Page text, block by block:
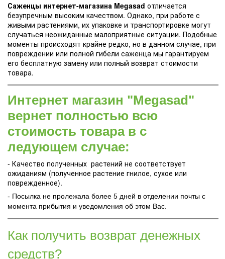
Саженцы интернет-магазина Megasad отличается
безупречным высоким качеством. Однако, при работе с
живыми растениями, их упаковке и транспортировке могут
случаться неожиданные малоприятные ситуации. Подобные
моменты происходят крайне редко, но в данном случае, при
повреждении или полной гибели саженца мы гарантируем
его бесплатную замену или полный возврат стоимости
товара.
Интернет магазин "Megasad"
вернет полностью всю
стоимость товара в с
ледующем случае:
- Качество полученных растений не соответствует
ожиданиям (полученное растение гнилое, сухое или
поврежденное).
- Посылка не пролежала более 5 дней в отделении почты с
момента прибытия и уведомления об этом Вас.
Как получить возврат денежных
средств?